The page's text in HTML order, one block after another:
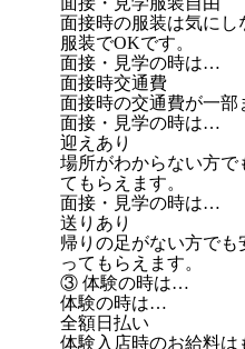
面接時の服装は気にし
服装でOKです。
面接・見学の時は…
面接時交通費
面接時の交通費が一部
面接・見学の時は…
迎えあり
場所がわからない方
てもらえます。
面接・見学の時は…
送りあり
帰りの足がない方で
ってもらえます。
③ 体験の時は…
体験の時は…
全額日払い
体験入店時のお給料は